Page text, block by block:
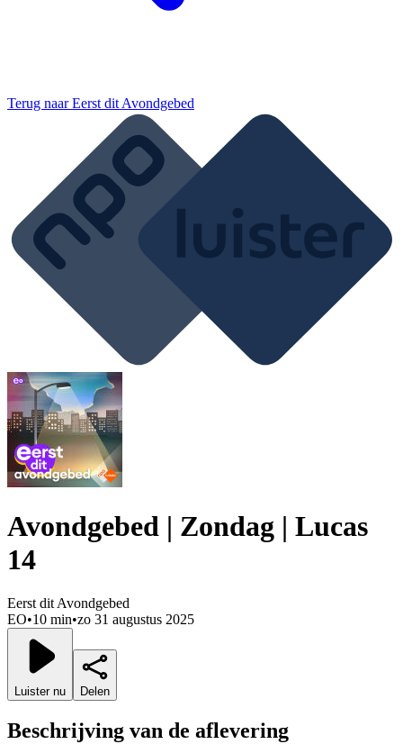
Terug naarEerst dit Avondgebed
Avondgebed | Zondag | Lucas
14
Eerst dit Avondgebed
EO•10 min•zo 31 augustus 2025
Luister nu Delen
Beschrijving van de aflevering